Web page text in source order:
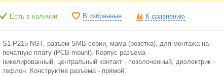
Есть в наличии В избранные К сравнению
S1-P215 NGT, разъем SMB серии, мама (розетка), для монтажа на
печатную плату (PCB mount). Корпус разъема -
никелированный, центральный контакт - позолоченный, диэлектрик -
тефлон. Конструктив разъема - прямой.